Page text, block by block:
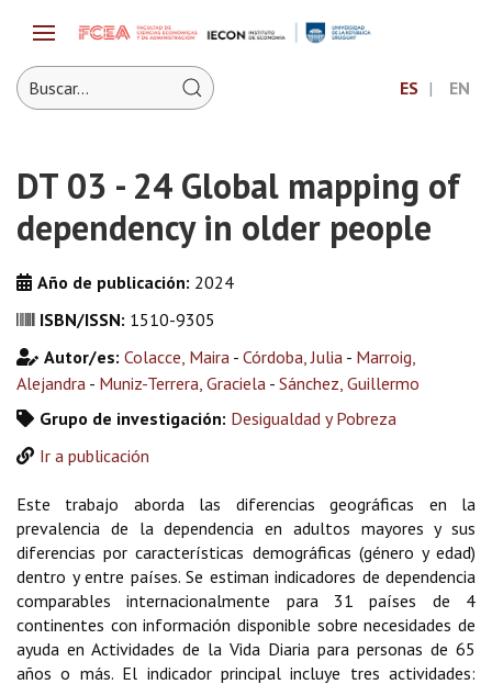
ES EN
DT 03 - 24 Global mapping of
dependency in older people
Año de publicación: 2024
ISBN/ISSN: 1510-9305
Autor/es: Colacce, Maira - Córdoba, Julia - Marroig,
Alejandra - Muniz-Terrera, Graciela - Sánchez, Guillermo
Grupo de investigación: Desigualdad y Pobreza
Ir a publicación
Este trabajo aborda las diferencias geográficas en la
prevalencia de la dependencia en adultos mayores y sus
diferencias por características demográficas (género y edad)
dentro y entre países. Se estiman indicadores de dependencia
comparables internacionalmente para 31 países de 4
continentes con información disponible sobre necesidades de
ayuda en Actividades de la Vida Diaria para personas de 65
años o más. El indicador principal incluye tres actividades: